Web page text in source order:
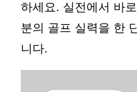
하세요. 실전에서 바
분의 골프 실력을 한
니다.